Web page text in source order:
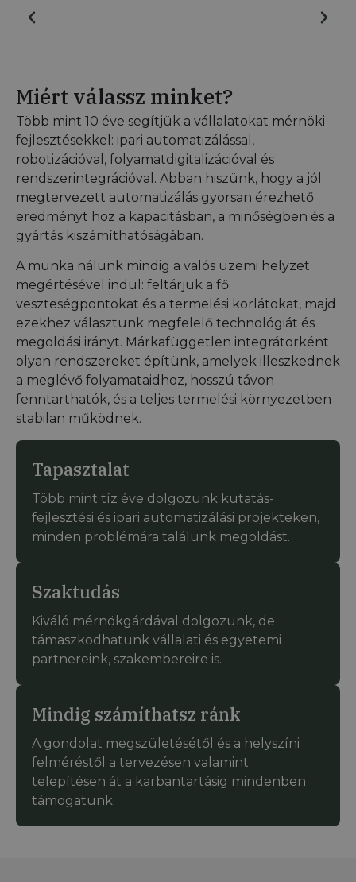
Miért válassz minket?
Több mint 10 éve segítjük a vállalatokat mérnöki
fejlesztésekkel: ipari automatizálással,
robotizációval, folyamatdigitalizációval és
rendszerintegrációval. Abban hiszünk, hogy a jól
megtervezett automatizálás gyorsan érezhető
eredményt hoz a kapacitásban, a minőségben és a
gyártás kiszámíthatóságában.
A munka nálunk mindig a valós üzemi helyzet
megértésével indul: feltárjuk a fő
veszteségpontokat és a termelési korlátokat, majd
ezekhez választunk megfelelő technológiát és
megoldási irányt. Márkafüggetlen integrátorként
olyan rendszereket építünk, amelyek illeszkednek
a meglévő folyamataidhoz, hosszú távon
fenntarthatók, és a teljes termelési környezetben
stabilan működnek.
Tapasztalat
Több mint tíz éve dolgozunk kutatás-
fejlesztési és ipari automatizálási projekteken,
minden problémára találunk megoldást.
Szaktudás
Kiváló mérnökgárdával dolgozunk, de
támaszkodhatunk vállalati és egyetemi
partnereink, szakembereire is.
Mindig számíthatsz ránk
A gondolat megszületésétől és a helyszíni
felméréstől a tervezésen valamint
telepítésen át a karbantartásig mindenben
támogatunk.